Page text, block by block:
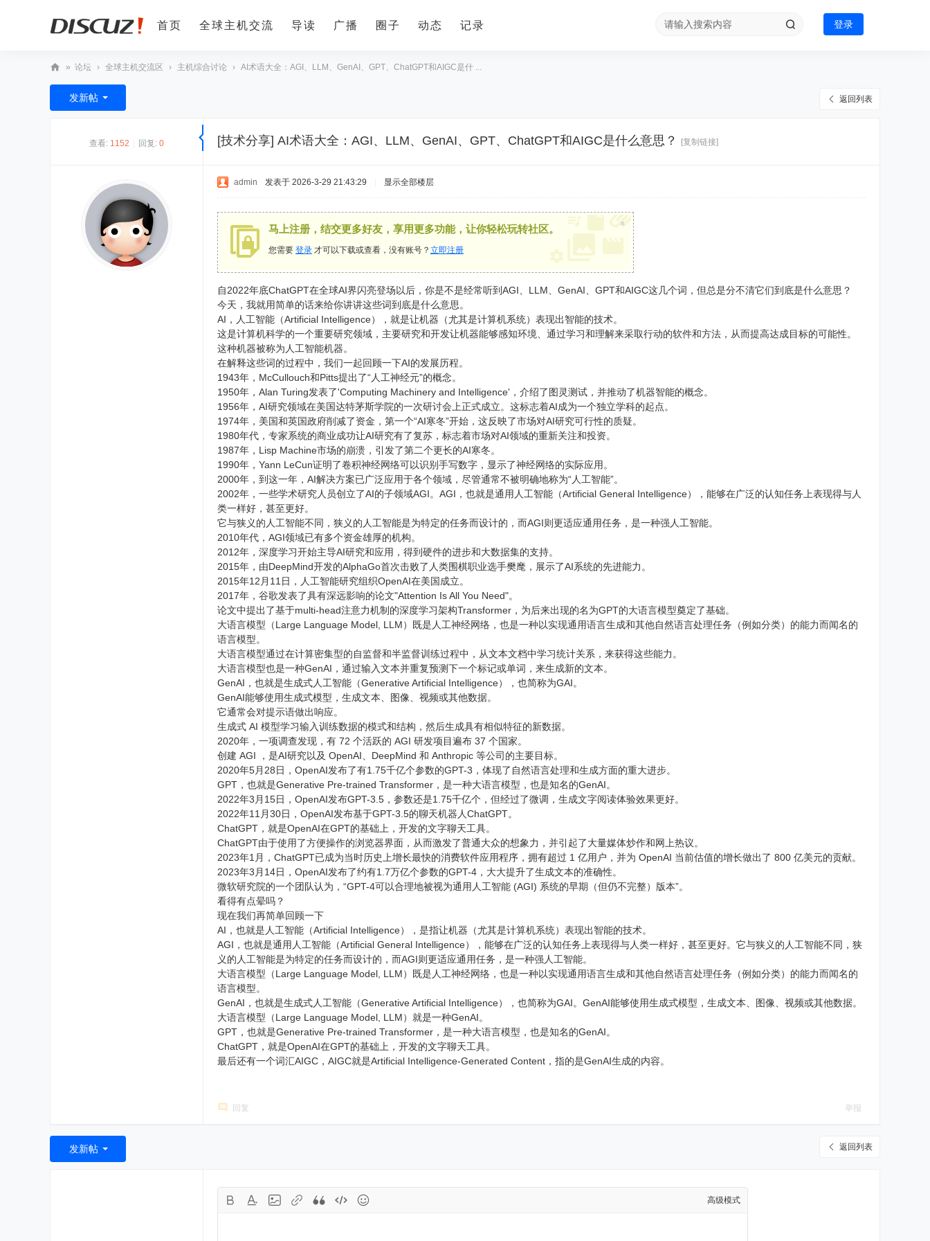
首页 全球主机交流 导读 广播 圈子 动态 记录 登录
全
球
» 论坛 › 全球主机交流区 › 主机综合讨论 › AI术语大全：AGI、LLM、GenAI、GPT、ChatGPT和AIGC是什 ...
返回列表
发新帖
查看: 1152 回复: 0 [技术分享] AI术语大全：AGI、LLM、GenAI、GPT、ChatGPT和AIGC是什么意思？ [复制链接]
admin 发表于 2026-3-29 21:43:29 显示全部楼层
马上注册，结交更多好友，享用更多功能，让你轻松玩转社区。
您需要 登录 才可以下载或查看，没有账号？ 立即注册
×
自2022年底ChatGPT在全球AI界闪亮登场以后，你是不是经常听到AGI、LLM、GenAI、GPT和AIGC这几个词，但总是分不清它们到底是什么意思？
今天，我就用简单的话来给你讲讲这些词到底是什么意思。
AI，人工智能（Artificial Intelligence），就是让机器（尤其是计算机系统）表现出智能的技术。
这是计算机科学的一个重要研究领域，主要研究和开发让机器能够感知环境、通过学习和理解来采取行动的软件和方法，从而提高达成目标的可能性。
这种机器被称为人工智能机器。
在解释这些词的过程中，我们一起回顾一下AI的发展历程。
1943年，McCullouch和Pitts提出了“人工神经元”的概念。
1950年，Alan Turing发表了'Computing Machinery and Intelligence'，介绍了图灵测试，并推动了机器智能的概念。
1956年，AI研究领域在美国达特茅斯学院的一次研讨会上正式成立。这标志着AI成为一个独立学科的起点。
1974年，美国和英国政府削减了资金，第一个“AI寒冬”开始，这反映了市场对AI研究可行性的质疑。
1980年代，专家系统的商业成功让AI研究有了复苏，标志着市场对AI领域的重新关注和投资。
1987年，Lisp Machine市场的崩溃，引发了第二个更长的AI寒冬。
1990年，Yann LeCun证明了卷积神经网络可以识别手写数字，显示了神经网络的实际应用。
2000年，到这一年，AI解决方案已广泛应用于各个领域，尽管通常不被明确地称为“人工智能”。
2002年，一些学术研究人员创立了AI的子领域AGI。AGI，也就是通用人工智能（Artificial General Intelligence），能够在广泛的认知任务上表现得与人
类一样好，甚至更好。
它与狭义的人工智能不同，狭义的人工智能是为特定的任务而设计的，而AGI则更适应通用任务，是一种强人工智能。
2010年代，AGI领域已有多个资金雄厚的机构。
2012年，深度学习开始主导AI研究和应用，得到硬件的进步和大数据集的支持。
2015年，由DeepMind开发的AlphaGo首次击败了人类围棋职业选手樊麾，展示了AI系统的先进能力。
2015年12月11日，人工智能研究组织OpenAI在美国成立。
2017年，谷歌发表了具有深远影响的论文"Attention Is All You Need"。
论文中提出了基于multi-head注意力机制的深度学习架构Transformer，为后来出现的名为GPT的大语言模型奠定了基础。
大语言模型（Large Language Model, LLM）既是人工神经网络，也是一种以实现通用语言生成和其他自然语言处理任务（例如分类）的能力而闻名的
语言模型。
大语言模型通过在计算密集型的自监督和半监督训练过程中，从文本文档中学习统计关系，来获得这些能力。
大语言模型也是一种GenAI，通过输入文本并重复预测下一个标记或单词，来生成新的文本。
GenAI，也就是生成式人工智能（Generative Artificial Intelligence），也简称为GAI。
GenAI能够使用生成式模型，生成文本、图像、视频或其他数据。
它通常会对提示语做出响应。
生成式 AI 模型学习输入训练数据的模式和结构，然后生成具有相似特征的新数据。
2020年，一项调查发现，有 72 个活跃的 AGI 研发项目遍布 37 个国家。
创建 AGI ，是AI研究以及 OpenAI、DeepMind 和 Anthropic 等公司的主要目标。
2020年5月28日，OpenAI发布了有1.75千亿个参数的GPT-3，体现了自然语言处理和生成方面的重大进步。
GPT，也就是Generative Pre-trained Transformer，是一种大语言模型，也是知名的GenAI。
2022年3月15日，OpenAI发布GPT-3.5，参数还是1.75千亿个，但经过了微调，生成文字阅读体验效果更好。
2022年11月30日，OpenAI发布基于GPT-3.5的聊天机器人ChatGPT。
ChatGPT，就是OpenAI在GPT的基础上，开发的文字聊天工具。
ChatGPT由于使用了方便操作的浏览器界面，从而激发了普通大众的想象力，并引起了大量媒体炒作和网上热议。
2023年1月，ChatGPT已成为当时历史上增长最快的消费软件应用程序，拥有超过 1 亿用户，并为 OpenAI 当前估值的增长做出了 800 亿美元的贡献。
2023年3月14日，OpenAI发布了约有1.7万亿个参数的GPT-4，大大提升了生成文本的准确性。
微软研究院的一个团队认为，“GPT-4可以合理地被视为通用人工智能 (AGI) 系统的早期（但仍不完整）版本”。
看得有点晕吗？
现在我们再简单回顾一下
AI，也就是人工智能（Artificial Intelligence），是指让机器（尤其是计算机系统）表现出智能的技术。
AGI，也就是通用人工智能（Artificial General Intelligence），能够在广泛的认知任务上表现得与人类一样好，甚至更好。它与狭义的人工智能不同，狭
义的人工智能是为特定的任务而设计的，而AGI则更适应通用任务，是一种强人工智能。
大语言模型（Large Language Model, LLM）既是人工神经网络，也是一种以实现通用语言生成和其他自然语言处理任务（例如分类）的能力而闻名的
语言模型。
GenAI，也就是生成式人工智能（Generative Artificial Intelligence），也简称为GAI。GenAI能够使用生成式模型，生成文本、图像、视频或其他数据。
大语言模型（Large Language Model, LLM）就是一种GenAI。
GPT，也就是Generative Pre-trained Transformer，是一种大语言模型，也是知名的GenAI。
ChatGPT，就是OpenAI在GPT的基础上，开发的文字聊天工具。
最后还有一个词汇AIGC，AIGC就是Artificial Intelligence-Generated Content，指的是GenAI生成的内容。
回复 举报
返回列表
发新帖
高级模式